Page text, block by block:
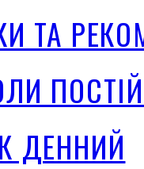
ТА
ДЕННИЙ